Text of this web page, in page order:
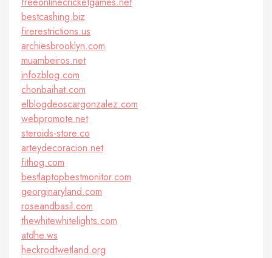
bestcashing.biz
firerestrictions.us
archiesbrooklyn.com
muambeiros.net
infozblog.com
chonbaihat.com
elblogdeoscargonzalez.com
webpromote.net
steroids-store.co
arteydecoracion.net
fithog.com
bestlaptopbestmonitor.com
georginaryland.com
roseandbasil.com
thewhitewhitelights.com
atdhe.ws
heckrodtwetland.org